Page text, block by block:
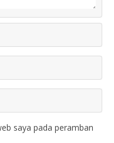
saya pada peramban